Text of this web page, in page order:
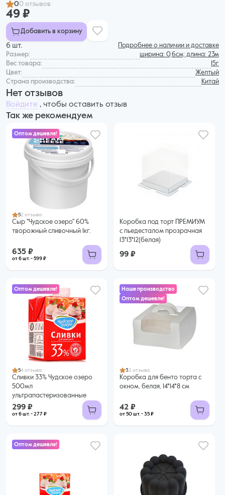
00 отзывов
49 ₽
Добавить в корзину
6 шт.
Подробнее о наличии и доставке
Размер:
ширина: 0,6см; длина: 23м
Вес товара:
15г
Цвет:
Желтый
Страна производства:
Китай
Нет отзывов
Войдите , чтобы оставить отзыв
Так же рекомендуем
Оптом дешевле!
52 отзыва
Сыр "Чудское озеро" 60%
творожный сливочный 1кг.
635 ₽
от 6 шт. - 599 ₽
635 ₽
599 ₽ за шт. при заказе от 6 шт.
Купить оптом
Коробка под торт ПРЕМИУМ
с пьедесталом прозрачная
13*13*12(белая)
99 ₽
Оптом дешевле!
54 отзыва
Сливки 33% Чудское озеро
500мл
ультрапастеризованные
299 ₽
от 6 шт. - 277 ₽
299 ₽
277 ₽ за шт. при заказе от 6 шт.
Купить оптом
Наше производство
Оптом дешевле!
32 отзыва
Коробка для бенто торта с
окном, белая, 14*14*8 см
42 ₽
от 50 шт. - 35 ₽
42 ₽
35 ₽ за шт. при заказе от 50 шт.
Купить оптом
Оптом дешевле!
135 ₽
119 ₽ за шт. при заказе от 6 шт.